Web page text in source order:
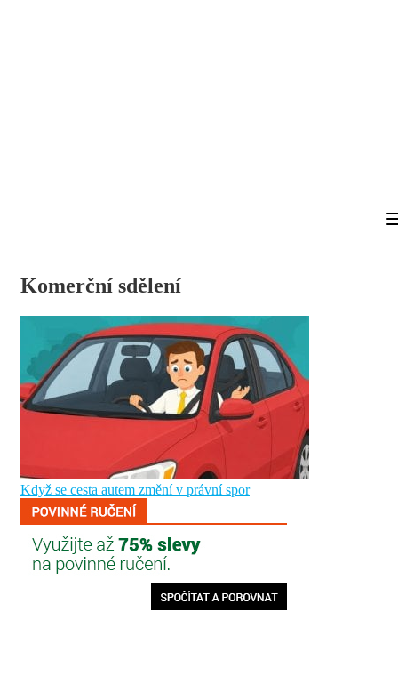
Komerční sdělení
Když se cesta autem změní v právní spor